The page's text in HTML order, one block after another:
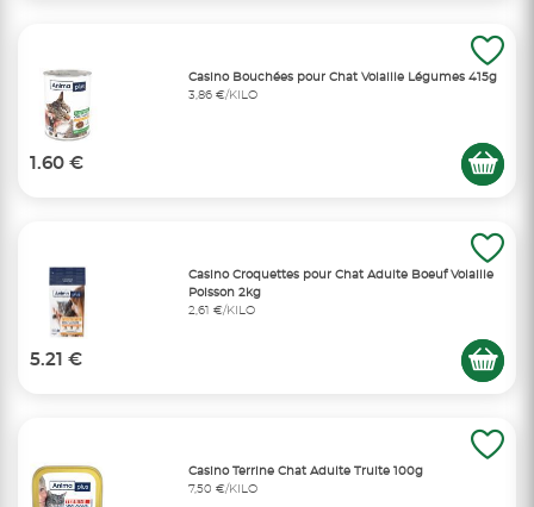
Casino Bouchées pour Chat Volaille Légumes 415g
3,86 €/KILO
1.60 €
Casino Croquettes pour Chat Adulte Boeuf Volaille
Poisson 2kg
2,61 €/KILO
5.21 €
Casino Terrine Chat Adulte Truite 100g
7,50 €/KILO